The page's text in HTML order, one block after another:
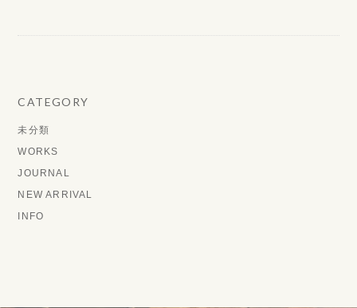
CATEGORY
未分類
WORKS
JOURNAL
NEW ARRIVAL
INFO